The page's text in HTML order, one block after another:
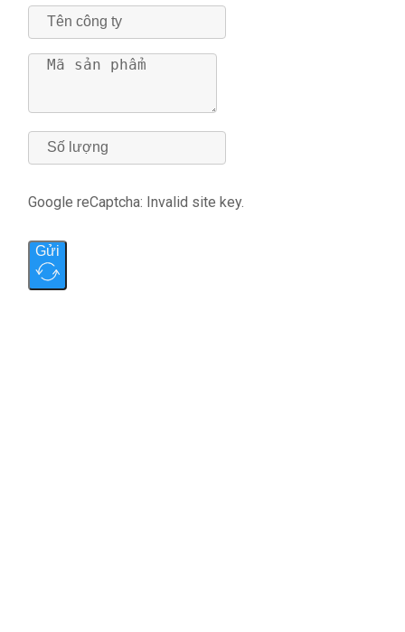
Google reCaptcha: Invalid site key.
Gửi